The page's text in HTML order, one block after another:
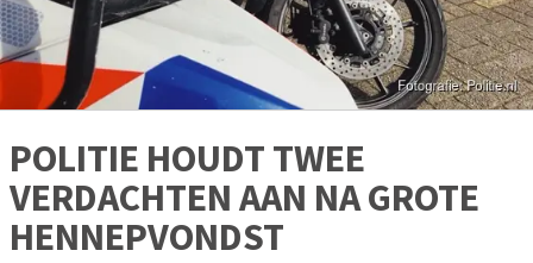
POLITIE HOUDT TWEE
VERDACHTEN AAN NA GROTE
HENNEPVONDST